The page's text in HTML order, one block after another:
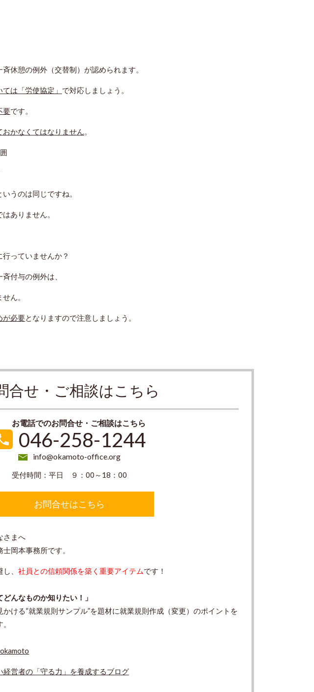
休憩の例外（交替制）が認められます。
は「労使協定」 で対応しましょう。
要です。
おかなくてはなりません。
うのは同じですね。
ありません。
っていませんか？
付与の例外は、
ん。
が必要となりますので注意しましょう。
合せ・ご相談はこちら
お電話でのお問合せ・ご相談はこちら
046-258-1244
info@okamoto-office.org
受付時間：平日 ９：00～18：00
お問合せはこちら
さまへ
岡本事務所です。
し、社員との信頼関係を築く重要アイテムです！
どんなものか知りたい！」
ける“就業規則サンプル”を題材に就業規則作成（変更）のポイントを
経営者の「守る力」を養成するブログ